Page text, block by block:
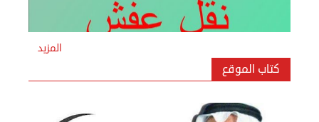
المزيد
كتاب الموقع